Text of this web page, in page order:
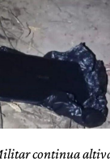
continua altiva